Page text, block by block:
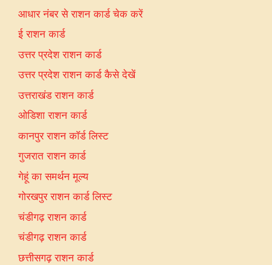
आधार नंबर से राशन कार्ड चेक करें
ई राशन कार्ड
उत्तर प्रदेश राशन कार्ड
उत्तर प्रदेश राशन कार्ड कैसे देखें
उत्तराखंड राशन कार्ड
ओडिशा राशन कार्ड
कानपुर राशन कॉर्ड लिस्ट
गुजरात राशन कार्ड
गेहूं का समर्थन मूल्य
गोरखपुर राशन कार्ड लिस्ट
चंडीगढ़ राशन कार्ड
चंडीगढ़ राशन कार्ड
छत्तीसगढ़ राशन कार्ड